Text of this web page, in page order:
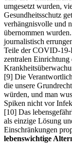
umgesetzt wurden,
Gesundheitsschutz
verhängnisvolle und
übernommen
journalistisch
Teile der COVID-19-
zentralen Einrichtung
[9] Die
die unsere
würden, und man
Spiken nicht vor
[10] Das
als einzige Lösung
Einschränkungen
lebenswichtige